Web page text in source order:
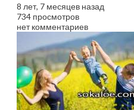
8 лет, 7 месяцев назад
734 просмотров
нет комментариев